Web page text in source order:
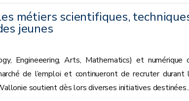
métiers scientifiques,
jeunes
Engineeering, Arts, Mathematics) et numérique
de l’emploi et continueront de recruter durant
soutient dès lors diverses initiatives